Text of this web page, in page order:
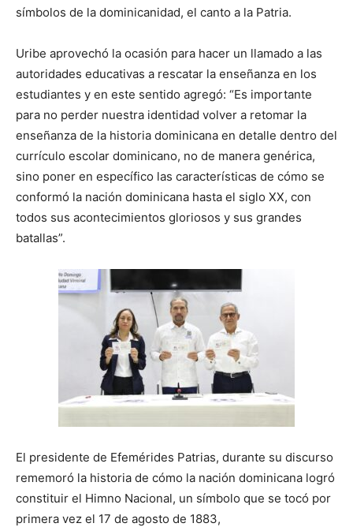
símbolos de la dominicanidad, el canto a la Patria.
Uribe aprovechó la ocasión para hacer un llamado a las
autoridades educativas a rescatar la enseñanza en los
estudiantes y en este sentido agregó: “Es importante
para no perder nuestra identidad volver a retomar la
enseñanza de la historia dominicana en detalle dentro del
currículo escolar dominicano, no de manera genérica,
sino poner en específico las características de cómo se
conformó la nación dominicana hasta el siglo XX, con
todos sus acontecimientos gloriosos y sus grandes
batallas”.
El presidente de Efemérides Patrias, durante su discurso
rememoró la historia de cómo la nación dominicana logró
constituir el Himno Nacional, un símbolo que se tocó por
primera vez el 17 de agosto de 1883,